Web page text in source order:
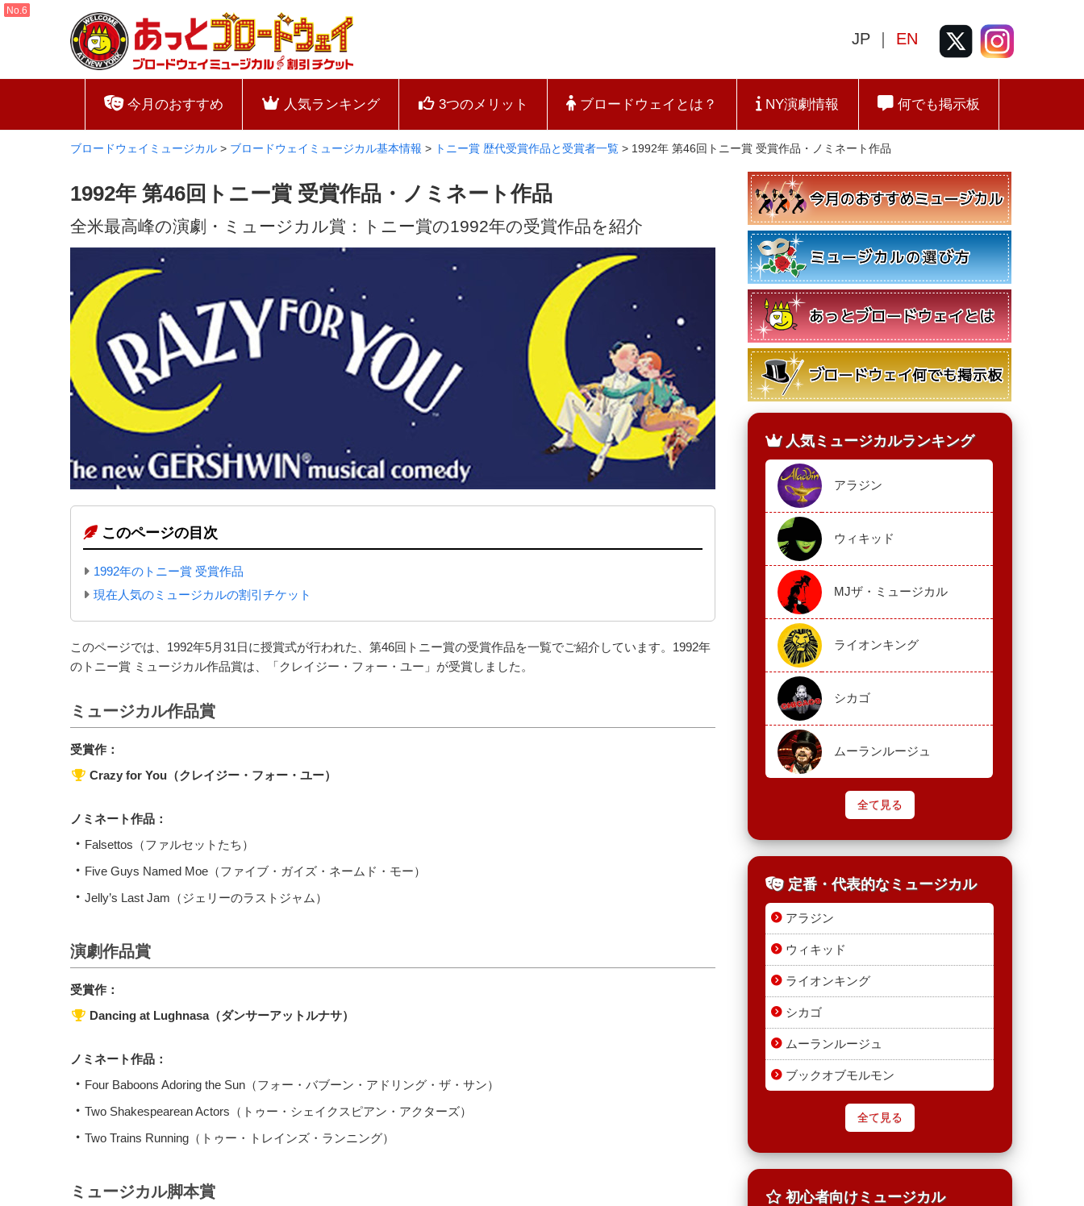
JP ｜ EN
今月のおすすめ 人気ランキング 3つのメリット ブロードウェイとは？ NY演劇情報 何でも掲示板
ブロードウェイミュージカル > ブロードウェイミュージカル基本情報 > トニー賞 歴代受賞作品と受賞者一覧 > 1992年 第46回トニー賞 受賞作品・ノミネート作品
1992年 第46回トニー賞 受賞作品・ノミネート作品
全米最高峰の演劇・ミュージカル賞：トニー賞の1992年の受賞作品を紹介
このページの目次
1992年のトニー賞 受賞作品
現在人気のミュージカルの割引チケット
このページでは、1992年5月31日に授賞式が行われた、第46回トニー賞の受賞作品を一覧でご紹介しています。1992年
のトニー賞 ミュージカル作品賞は、「クレイジー・フォー・ユー」が受賞しました。
ミュージカル作品賞
受賞作：
Crazy for You（クレイジー・フォー・ユー）
ノミネート作品：
Falsettos（ファルセットたち）
Five Guys Named Moe（ファイブ・ガイズ・ネームド・モー）
Jelly’s Last Jam（ジェリーのラストジャム）
演劇作品賞
受賞作：
Dancing at Lughnasa（ダンサーアットルナサ）
ノミネート作品：
Four Baboons Adoring the Sun（フォー・バブーン・アドリング・ザ・サン）
Two Shakespearean Actors（トゥー・シェイクスピアン・アクターズ）
Two Trains Running（トゥー・トレインズ・ランニング）
ミュージカル脚本賞
人気ミュージカルランキング
アラジン
ウィキッド
MJザ・ミュージカル
ライオンキング
シカゴ
ムーランルージュ
全て見る
定番・代表的なミュージカル
アラジン
ウィキッド
ライオンキング
シカゴ
ムーランルージュ
ブックオブモルモン
全て見る
初心者向けミュージカル